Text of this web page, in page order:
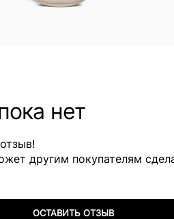
нет
другим покупателям
ОСТАВИТЬ ОТЗЫВ